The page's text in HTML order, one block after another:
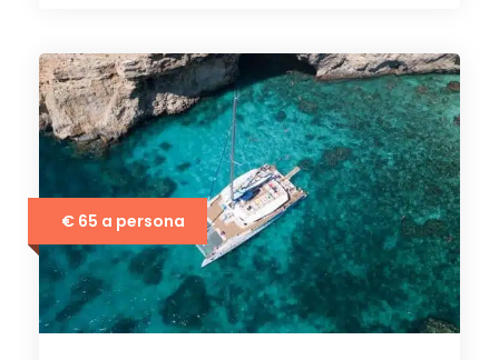
€ 65 a persona